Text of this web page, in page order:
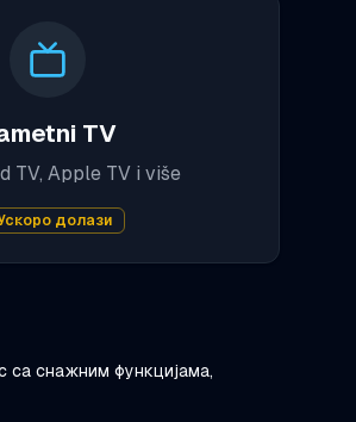
TV
TV, Apple TV i više
долази
са снажним функцијама,